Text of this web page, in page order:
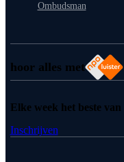
hoor alles met
Ombudsman
Elke week het beste
Inschrijven